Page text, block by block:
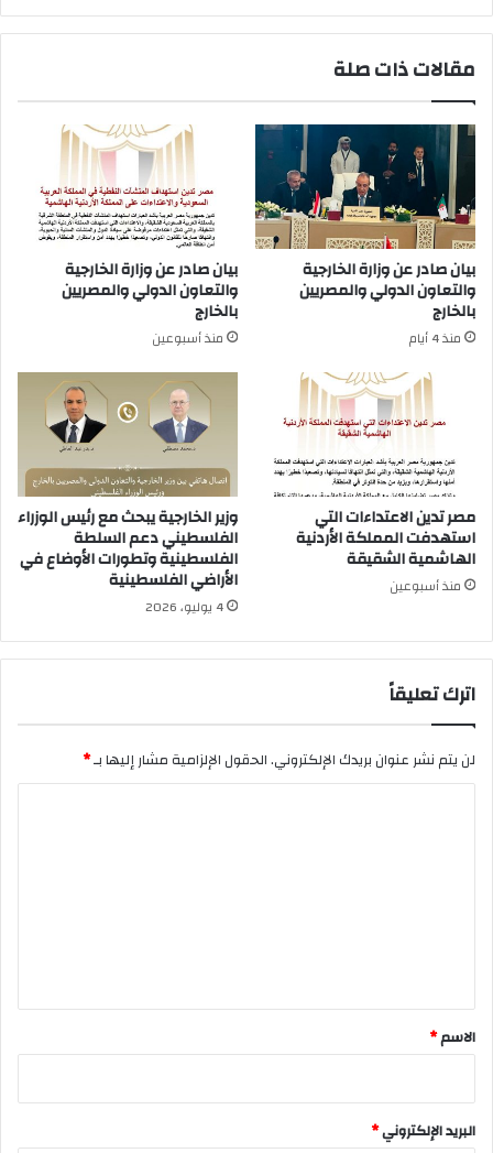
مقالات ذات صلة
بيان صادر عن وزارة الخارجية
والتعاون الدولي والمصريين
بالخارج
منذ 4 أيام
بيان صادر عن وزارة الخارجية
والتعاون الدولي والمصريين
بالخارج
منذ أسبوعين
مصر تدين الاعتداءات التي
استهدفت المملكة الأردنية
الهاشمية الشقيقة
منذ أسبوعين
وزير الخارجية يبحث مع رئيس الوزراء
الفلسطيني دعم السلطة
الفلسطينية وتطورات الأوضاع في
الأراضي الفلسطينية
4 يوليو، 2026
اترك تعليقاً
لن يتم نشر عنوان بريدك الإلكتروني.الحقول الإلزامية مشار إليها بـ*
*
الاسم*
البريد الإلكتروني*